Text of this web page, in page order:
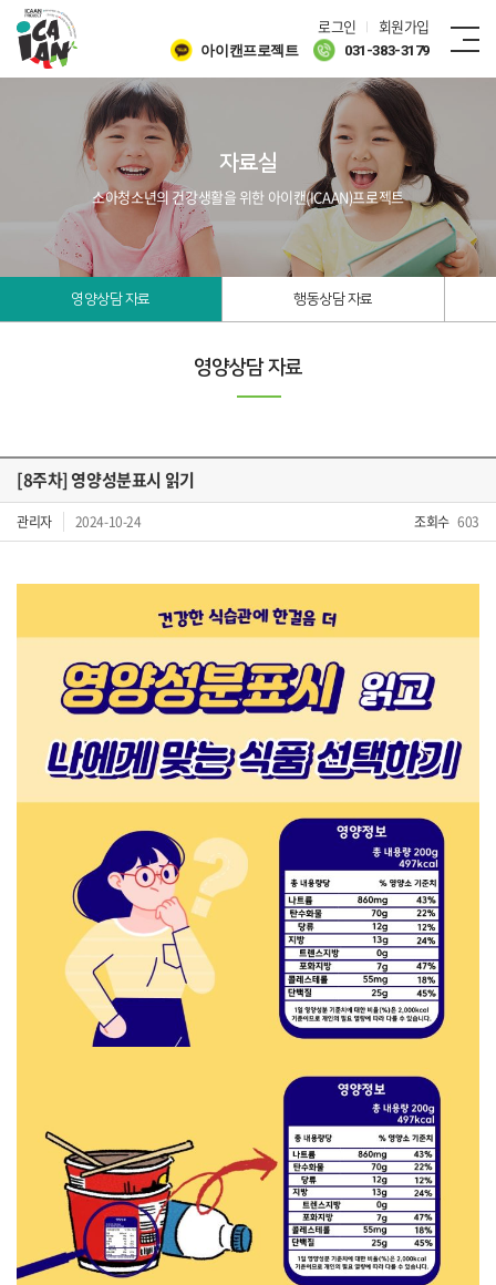
로그인 회원가입
아이캔프로젝트 031-383-3179
자료실
소아청소년의 건강생활을 위한 아이캔(ICAAN)프로젝트
영양상담 자료 행동상담 자료
영양상담 자료
[8주차] 영양성분표시 읽기
관리자 2024-10-24 조회수 603